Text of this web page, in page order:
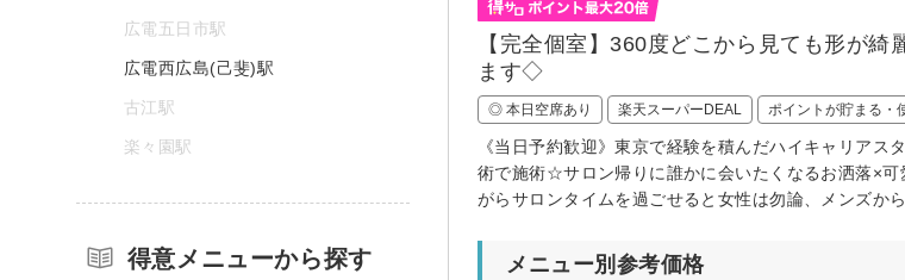
【完全個室】360度どこから見ても形が
ます◇
◎ 本日空席あり 楽天スーパーDEAL ポイントが貯まる・
《当日予約歓迎》東京で経験を積んだハイキャリア
術で施術☆サロン帰りに誰かに会いたくなるお洒落×
がらサロンタイムを過ごせると女性は勿論、メンズか
メニュー別参考価格
広電五日市駅
広電西広島(己斐)駅
古江駅
楽々園駅
得意メニューから探す